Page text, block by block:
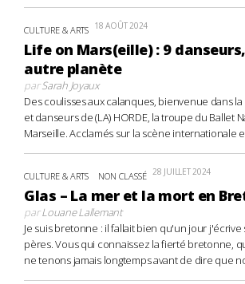
CULTURE & ARTS 18 AOÛT 2024
Life on Mars(eille) : 9
autre planète
parSarah Joyaux
Des coulisses aux calanques, bienvenue dans
et danseurs de (LA) HORDE, la troupe du Ballet
Marseille. Acclamés sur la scène internationale
CULTURE & ARTS NON CLASSÉ 28 JUILLET 2024
Glas – La mer et la mort en
parLouane Lallemant
Je suis bretonne : il fallait bien qu'un jour j'écrive
pères. Vous qui connaissez la fierté bretonne,
ne tenons jamais longtemps avant de dire que